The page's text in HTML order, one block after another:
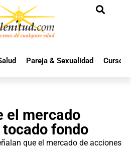
Pareja & Sexualidad Cursos
el mercado
fondo
que el mercado de acciones